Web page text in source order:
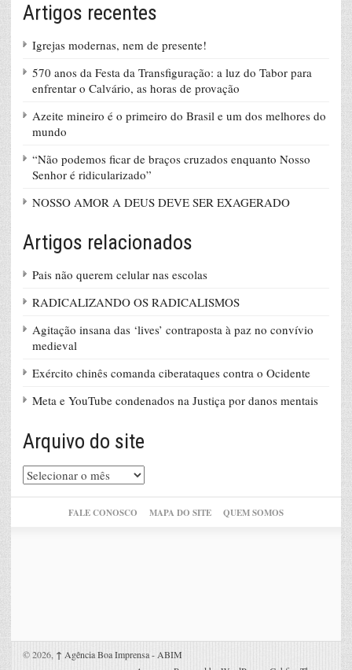
Artigos recentes
Igrejas modernas, nem de presente!
570 anos da Festa da Transfiguração: a luz do Tabor para
enfrentar o Calvário, as horas de provação
Azeite mineiro é o primeiro do Brasil e um dos melhores do
mundo
“Não podemos ficar de braços cruzados enquanto Nosso
Senhor é ridicularizado”
NOSSO AMOR A DEUS DEVE SER EXAGERADO
Artigos relacionados
Pais não querem celular nas escolas
RADICALIZANDO OS RADICALISMOS
Agitação insana das ‘lives’ contraposta à paz no convívio
medieval
Exército chinês comanda ciberataques contra o Ocidente
Meta e YouTube condenados na Justiça por danos mentais
Arquivo do site
Arquivo
do
FALE CONOSCO MAPA DO SITE QUEM SOMOS
© 2026, ↑ Agência Boa Imprensa - ABIM